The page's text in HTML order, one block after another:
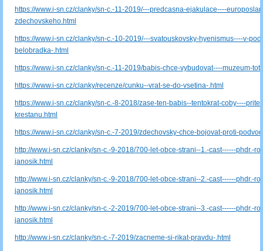
https://www.i-sn.cz/clanky/sn-c.-11-2019/---predcasna-ejakulace----
zdechovskeho.html
https://www.i-sn.cz/clanky/sn-c.-10-2019/---svatouskovsky-hyenismus----v-
belobradka-.html
https://www.i-sn.cz/clanky/sn-c.-11-2019/babis-chce-vybudovat----muzeum-
https://www.i-sn.cz/clanky/recenze/cunku--vrat-se-do-vsetina-.html
https://www.i-sn.cz/clanky/sn-c.-8-2018/zase-ten-babis--tentokrat-coby----
krestanu.html
https://www.i-sn.cz/clanky/sn-c.-7-2019/zdechovsky-chce-bojovat-proti-
http://www.i-sn.cz/clanky/sn-c.-9-2018/700-let-obce-strani--1.-cast------phdr.-
janosik.html
http://www.i-sn.cz/clanky/sn-c.-9-2018/700-let-obce-strani--2.-cast------phdr.-
janosik.html
http://www.i-sn.cz/clanky/sn-c.-2-2019/700-let-obce-strani--3.-cast------phdr.-
janosik.html
http://www.i-sn.cz/clanky/sn-c.-7-2019/zacneme-si-rikat-pravdu-.html